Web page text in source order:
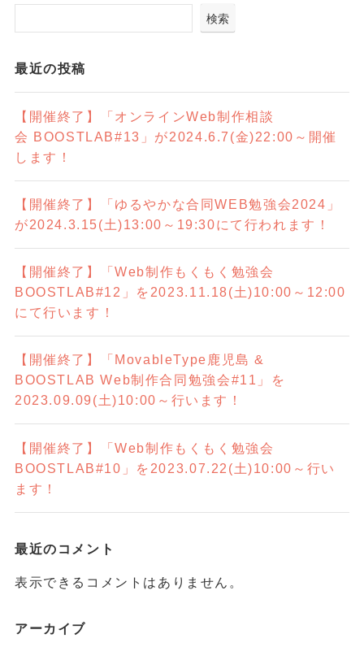
検索
最近の投稿
【開催終了】「オンラインWeb制作相談
会 BOOSTLAB#13」が2024.6.7(金)22:00～開催
します！
【開催終了】「ゆるやかな合同WEB勉強会2024」
が2024.3.15(土)13:00～19:30にて行われます！
【開催終了】「Web制作もくもく勉強会
BOOSTLAB#12」を2023.11.18(土)10:00～12:00
にて行います！
【開催終了】「MovableType鹿児島 &
BOOSTLAB Web制作合同勉強会#11」を
2023.09.09(土)10:00～行います！
【開催終了】「Web制作もくもく勉強会
BOOSTLAB#10」を2023.07.22(土)10:00～行い
ます！
最近のコメント
表示できるコメントはありません。
アーカイブ